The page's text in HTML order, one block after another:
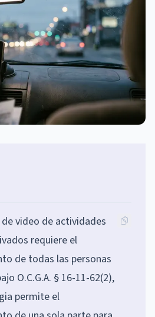
video de actividades
requiere el
de todas las personas
O.C.G.A. § 16-11-62(2),
permite el